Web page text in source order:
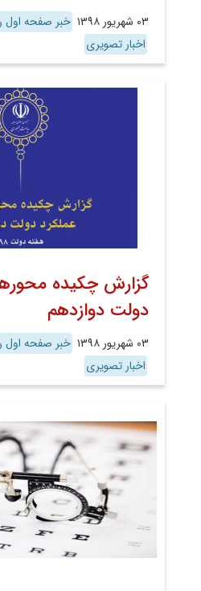
۰۳ شهریور ۱۳۹۸ خبر صفحه اول
اخبار تصویری
گزارش چکیده
دولت دوازدهم
۰۳ شهریور ۱۳۹۸ خبر صفحه اول
اخبار تصویری